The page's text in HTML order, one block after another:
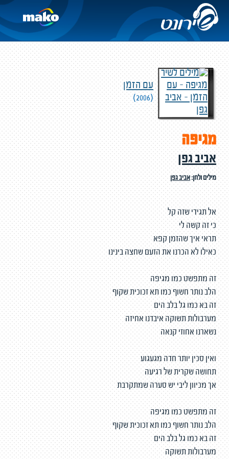
עם הזמן
(2006)
מגיפה
אביב גפן
מילים ולחן:אביב גפן
אל תגידי שזה קל
כי זה קשה לי
תראי איך שהזמן קפא
כאילו לא הכרנו את הזעם שחצה בינינו
זה מתפשט כמו מגיפה
הלב נותר חשוף כמו תא זכוכית שקוף
זה בא כמו גל בלב הים
מערבולות תשוקה איבדנו אחיזה
נשארנו אחוזי קנאה
ואין סכין יותר חדה מגעגוע
תחושה שקרית של רגיעה
אך מכיוון ליבי יש סערה שמתקרבת
זה מתפשט כמו מגיפה
הלב נותר חשוף כמו תא זכוכית שקוף
זה בא כמו גל בלב הים
מערבולות תשוקה